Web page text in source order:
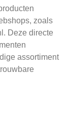
zoals
Deze directe
assortiment